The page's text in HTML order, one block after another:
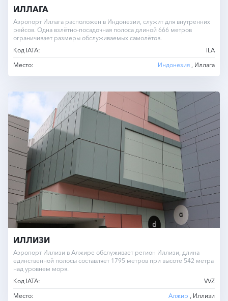
ИЛЛАГА
Аэропорт Иллага расположен в Индонезии, служит для внутренних
рейсов. Одна взлётно-посадочная полоса длиной 666 метров
ограничивает размеры обслуживаемых самолётов.
Код IATA:
ILA
Место:
Индонезия , Иллага
ИЛЛИЗИ
Аэропорт Иллизи в Алжире обслуживает регион Иллизи, длина
единственной полосы составляет 1795 метров при высоте 542 метра
над уровнем моря.
Код IATA:
VVZ
Место:
Алжир , Иллизи